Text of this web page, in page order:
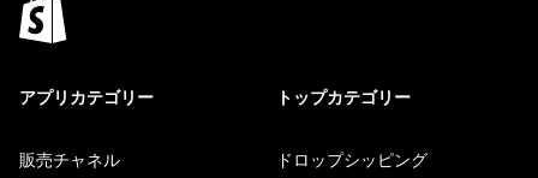
アプリカテゴリー
販売チャネル
トップカテゴリー
ドロップシッピング